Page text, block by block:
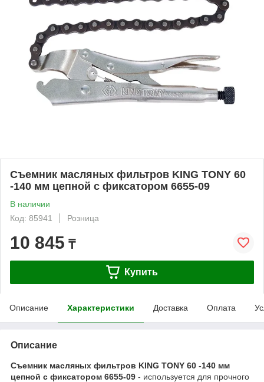
Съемник масляных фильтров KING TONY 60
-140 мм цепной с фиксатором 6655-09
В наличии
Код: 85941
Розница
10 845 ₸
Купить
Описание Характеристики Доставка Оплата
Описание
Съемник масляных фильтров KING TONY 60 -140 мм
цепной с фиксатором 6655-09 - используется для прочного